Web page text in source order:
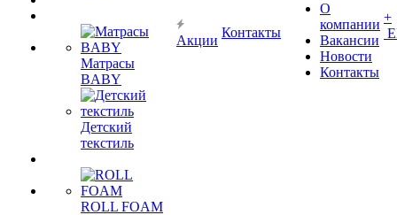
Матрасы
BABY
Детский
текстиль
ROLL FOAM
Акции
Контакты
О
компании
Вакансии
Новости
Контакты
+